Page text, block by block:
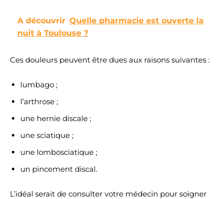
A découvrir Quelle pharmacie est ouverte la
nuit à Toulouse ?
Ces douleurs peuvent être dues aux raisons suivantes :
lumbago ;
l’arthrose ;
une hernie discale ;
une sciatique ;
une lombosciatique ;
un pincement discal.
L’idéal serait de consulter votre médecin pour soigner